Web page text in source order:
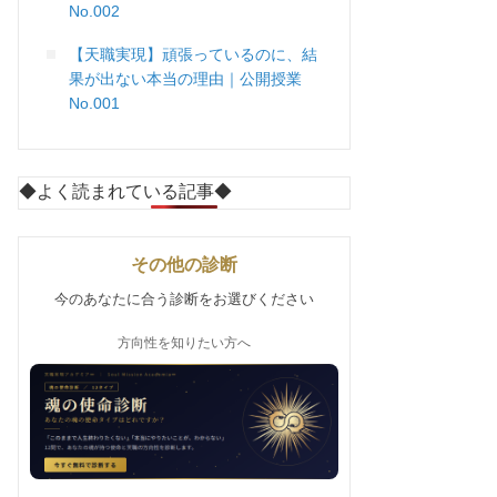
No.002
【天職実現】頑張っているのに、結
果が出ない本当の理由｜公開授業
No.001
◆よく読まれている記事◆
その他の診断
今のあなたに合う診断をお選びください
方向性を知りたい方へ